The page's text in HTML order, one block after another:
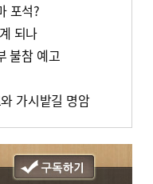
포석?
되나
불참 예고
가시밭길 명암